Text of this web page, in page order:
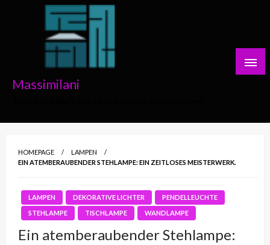
Massimilani
HOMEPAGE
LAMPEN
EIN ATEMBERAUBENDER STEHLAMPE: EIN ZEITLOSES MEISTERWERK.
LAMPEN DEKORATIVE LICHTER
PENDELLEUCHTE
STEHLAMPE
TISCHLAMPE WANDLAMPE
Ein atemberaubender Stehlampe: